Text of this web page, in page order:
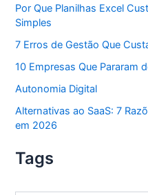
Por Que Planilhas Excel
Simples
7 Erros de Gestão Que
10 Empresas Que Pararam
Autonomia Digital
Alternativas ao SaaS: 7
em 2026
Tags